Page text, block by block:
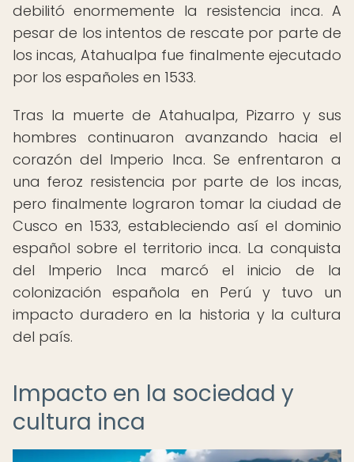
debilitó enormemente la resistencia inca. A
pesar de los intentos de rescate por parte de
los incas, Atahualpa fue finalmente ejecutado
por los españoles en 1533.
Tras la muerte de Atahualpa, Pizarro y sus
hombres continuaron avanzando hacia el
corazón del Imperio Inca. Se enfrentaron a
una feroz resistencia por parte de los incas,
pero finalmente lograron tomar la ciudad de
Cusco en 1533, estableciendo así el dominio
español sobre el territorio inca. La conquista
del Imperio Inca marcó el inicio de la
colonización española en Perú y tuvo un
impacto duradero en la historia y la cultura
del país.
Impacto en la sociedad y
cultura inca